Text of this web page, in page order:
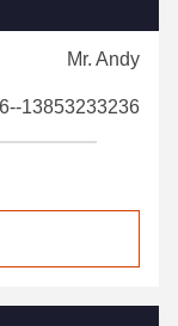
Mr. Andy
13853233236